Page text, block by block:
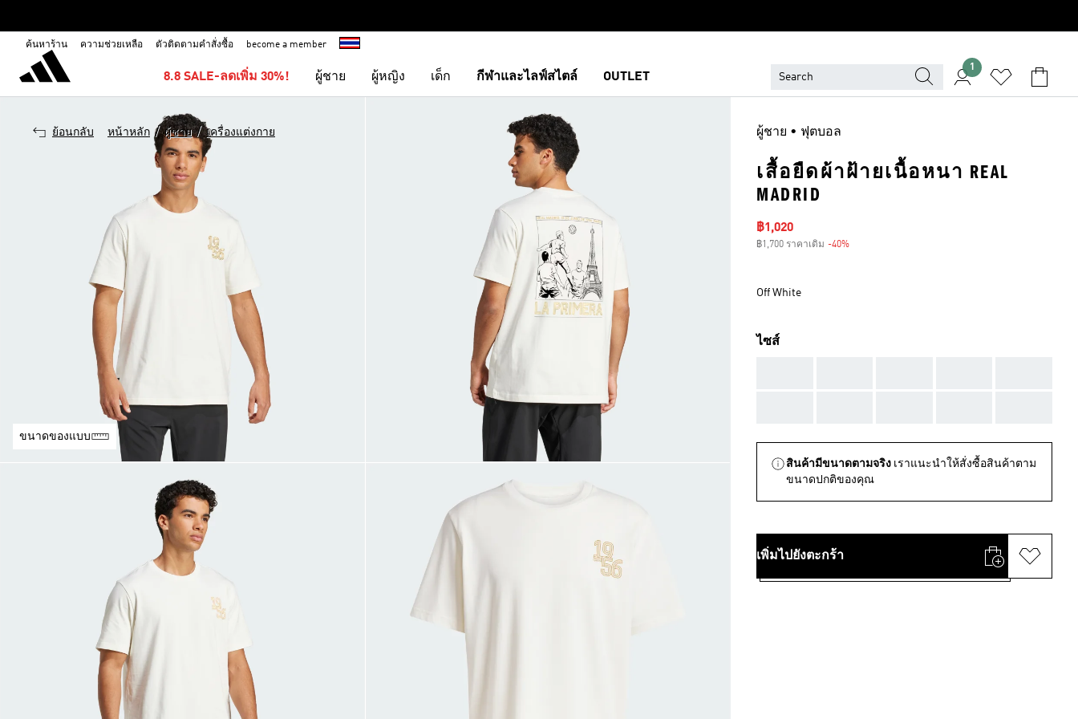
ค้นหาร้าน ความช่วยเหลือ ตัวติดตามคำสั่งซื้อ become a member
8.8 SALE-ลดเพิ่ม 30%! ผู้ชาย ผู้หญิง เด็ก กีฬาและไลฟ์สไตล์ OUTLET
1
ย้อนกลับ หน้าหลัก / ผู้ชาย / เครื่องแต่งกาย
ขนาดของแบบ
ผู้ชาย • ฟุตบอล
เสื้อยืดผ้าฝ้ายเนื้อหนา REAL
MADRID
ราคาลด
฿1,020
฿1,700 ราคาเดิม -40%
Off White
ไซส์
สินค้ามีขนาดตามจริง เราแนะนำให้สั่งซื้อสินค้าตาม
ขนาดปกติของคุณ
เพิ่มไปยังตะกร้า